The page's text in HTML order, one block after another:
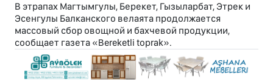
В этрапах Магтымгулы, Берекет, Гызыларбат, Этрек и
Эсенгулы Балканского велаята продолжается
массовый сбор овощной и бахчевой продукции,
сообщает газета «Bereketli toprak».